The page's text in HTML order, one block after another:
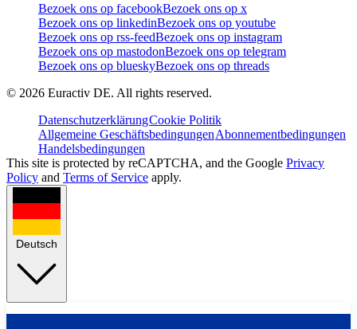
Bezoek ons op facebookBezoek ons op x
Bezoek ons op linkedinBezoek ons op youtube
Bezoek ons op rss-feedBezoek ons op instagram
Bezoek ons op mastodonBezoek ons op telegram
Bezoek ons op blueskyBezoek ons op threads
© 2026 Euractiv DE. All rights reserved.
DatenschutzerklärungCookie Politik
Allgemeine GeschäftsbedingungenAbonnementbedingungen
Handelsbedingungen
This site is protected by reCAPTCHA, and the Google Privacy
Policy and Terms of Service apply.
Deutsch